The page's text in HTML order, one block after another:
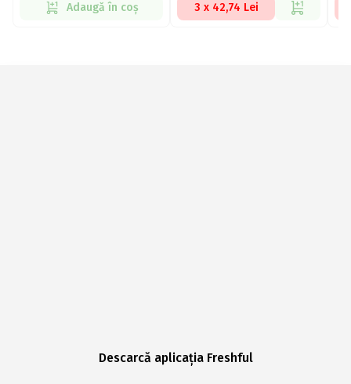
Adaugă în coș 3 x 42,74 Lei
Descarcă aplicația Freshful